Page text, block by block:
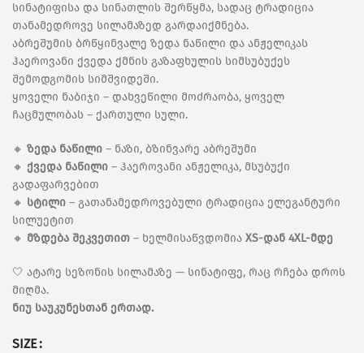
სინატიფისა და სინათლის შერწყმა, სადაც ტრადიცია
თანამედროვე სილამაზედ გარდაიქმნება.
აბრეშუმის ბრწყინვალე ზედა ნაწილი და ანჟელიკას
ჰაეროვანი ქვედა ქმნის გაზაფხულის სიმსუბუქეს
შემოდგომის სიმშვიდეში.
ყოველი ნაბიჯი – დახვეწილი მოძრაობა, ყოველ
ჩაცმულობას – ქართული სული.
🔸 ზედა ნაწილი – ნაზი, ბზინვარე აბრეშუმი
🔸 ქვედა ნაწილი – ჰაეროვანი ანჟელიკა, მსუბუქი
გადაფარვებით
🔸 სტილი – გათანამედროვებული ტრადიცია ელეგანტური
სილუეტით
🔸 მზდება შეკვეთით – ხელმისაწვდომია XS-დან 4XL-მდე
🤍 ატარე სეზონის სილამაზე — სინატიფე, რაც რჩება დროს
მიღმა.
ნიუ საუკუნესთან ერთად.
SIZE